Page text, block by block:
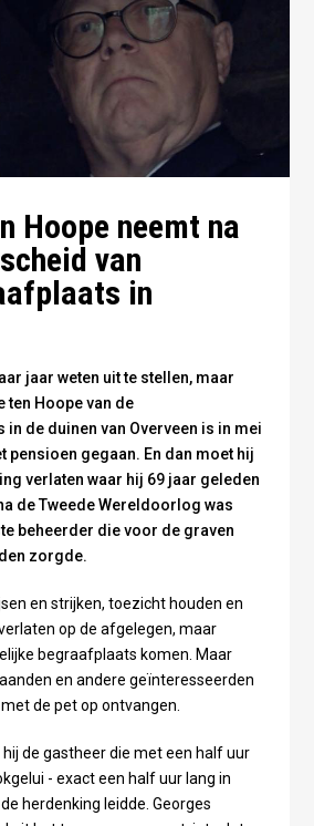
Hoope neemt na
van
in
jaar weten uit te stellen, maar
ten Hoope van de
in de duinen van Overveen is in mei
pensioen gegaan. En dan moet hij
verlaten waar hij 69 jaar geleden
de Tweede Wereldoorlog was
beheerder die voor de graven
zorgde.
en strijken, toezicht houden en
op de afgelegen, maar
begraafplaats komen. Maar
en andere geïnteresseerden
de pet op ontvangen.
de gastheer die met een half uur
- exact een half uur lang in
herdenking leidde. Georges